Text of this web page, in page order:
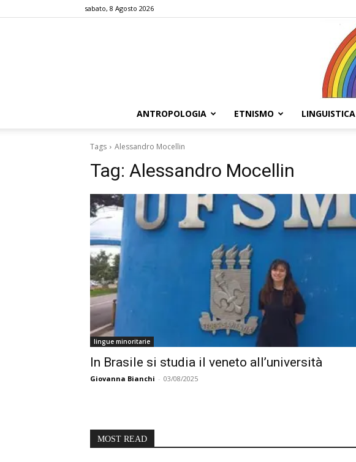
sabato, 8 Agosto 2026
ANTROPOLOGIA ETNISMO LINGUISTICA
Tags Alessandro Mocellin
Tag: Alessandro Mocellin
lingue minoritarie
In Brasile si studia il veneto all’università
Giovanna Bianchi - 03/08/2025
MOST READ